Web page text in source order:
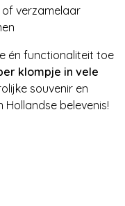
verzamelaar
én functionaliteit toe
klompje in vele
souvenir en
Hollandse belevenis!